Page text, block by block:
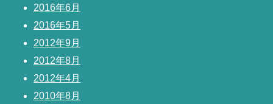
2016年6月
2016年5月
2012年9月
2012年8月
2012年4月
2010年8月